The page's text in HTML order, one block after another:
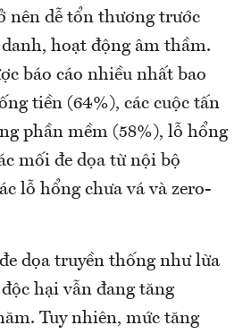
nên dễ tổn thương trước
hoạt động âm thầm.
báo cáo nhiều nhất bao
tiền (64%), các cuộc tấn
phần mềm (58%), lỗ hổng
mối đe dọa từ nội bộ
lỗ hổng chưa vá và zero-
dọa truyền thống như lừa
hại vẫn đang tăng
Tuy nhiên, mức tăng